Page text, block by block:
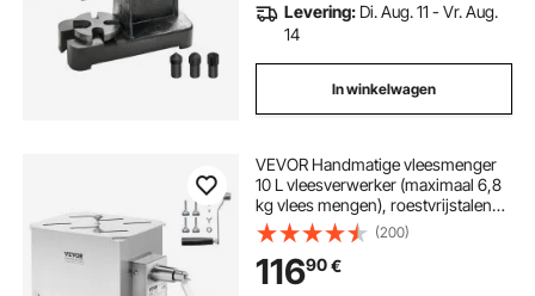
Levering: Di. Aug. 11 - Vr. Aug.
14
In winkelwagen
VEVOR Handmatige vleesmenger
10 L vleesverwerker (maximaal 6,8
kg vlees mengen), roestvrijstalen
vleesmenger, worstmenger met
reductietandwiel, handmixer voor
gehakt
(200)
11690€